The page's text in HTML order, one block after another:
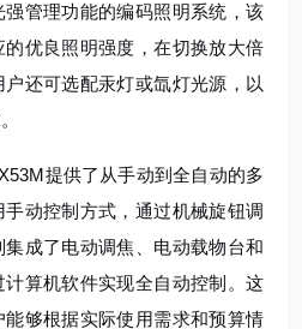
管理功能的编码照明系统，该
优良照明强度，在切换放大倍
还可选配汞灯或氙灯光源，以
提供了从手动到全自动的多
动控制方式，通过机械旋钮调
成了电动调焦、电动载物台和
算机软件实现全自动控制。这
够根据实际使用需求和预算情